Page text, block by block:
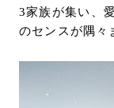
LANGUAGE : JP
EN
CN
3家族が集い、
のセンスが隅々